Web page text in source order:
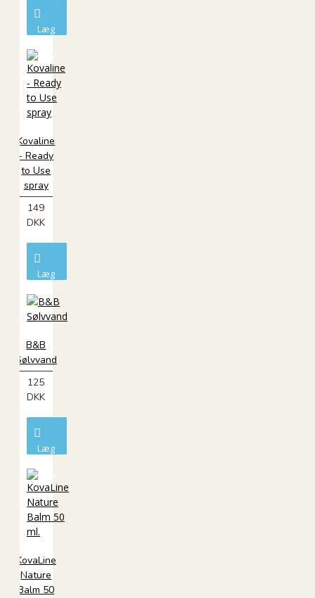
Læg
kurv
Kovaline
- Ready
to Use
spray
149
DKK
Læg
kurv
B&B
Sølvvand
125
DKK
Læg
kurv
KovaLine
Nature
Balm 50